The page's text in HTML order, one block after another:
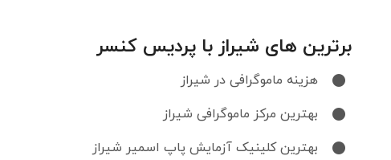
برترین های شیراز با پردیس کنسر
هزینه ماموگرافی در شیراز
بهترین مرکز ماموگرافی شیراز
بهترین کلینیک آزمایش پاپ اسمیر شیراز